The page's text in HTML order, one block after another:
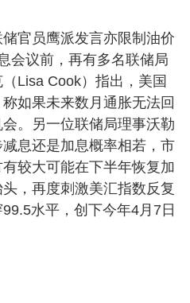
官员鹰派发言亦限制油价
会议前，再有多名联储局
Lisa Cook）指出，美国
如果未来数月通胀无法回
。另一位联储局理事沃勒
息还是加息概率相若，市
较大可能在下半年恢复加
，再度刺激美汇指数反复
水平，创下今年4月7日